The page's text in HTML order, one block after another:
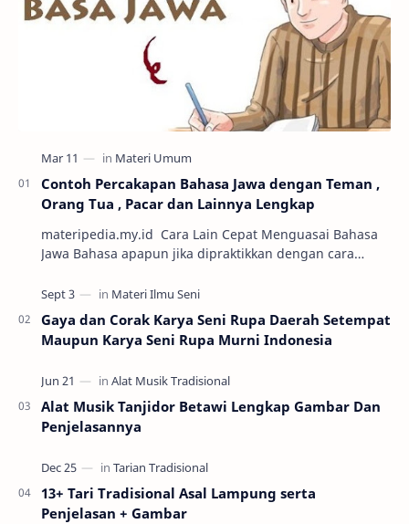
Contoh Percakapan Bahasa Jawa dengan Teman ,
Orang Tua , Pacar dan Lainnya Lengkap
materipedia.my.id Cara Lain Cepat Menguasai Bahasa
Jawa Bahasa apapun jika dipraktikkan dengan cara
Gaya dan Corak Karya Seni Rupa Daerah Setempat
Maupun Karya Seni Rupa Murni Indonesia
Alat Musik Tanjidor Betawi Lengkap Gambar Dan
Penjelasannya
13+ Tari Tradisional Asal Lampung serta
Penjelasan + Gambar